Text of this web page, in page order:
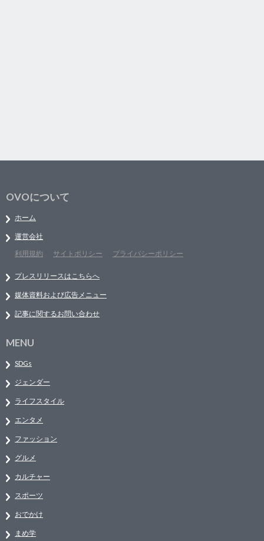
OVOについて
ホーム
運営会社
利用規約
サイトポリシー プライバシーポリシー
プレスリリースはこちらへ
媒体資料および広告メニュー
記事に関するお問い合わせ
MENU
SDGs
ジェンダー
ライフスタイル
エンタメ
ファッション
グルメ
カルチャー
スポーツ
おでかけ
まめ学